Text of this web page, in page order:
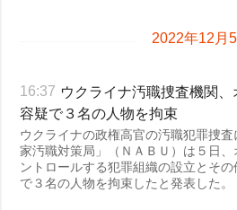
2022年12月5
16:37 ウクライナ汚職捜査機関
容疑で３名の人物を拘束
ウクライナの政権高官の汚職犯罪捜
家汚職対策局」（ＮＡＢＵ）は５日
ントロールする犯罪組織の設立とそ
で３名の人物を拘束したと発表した。